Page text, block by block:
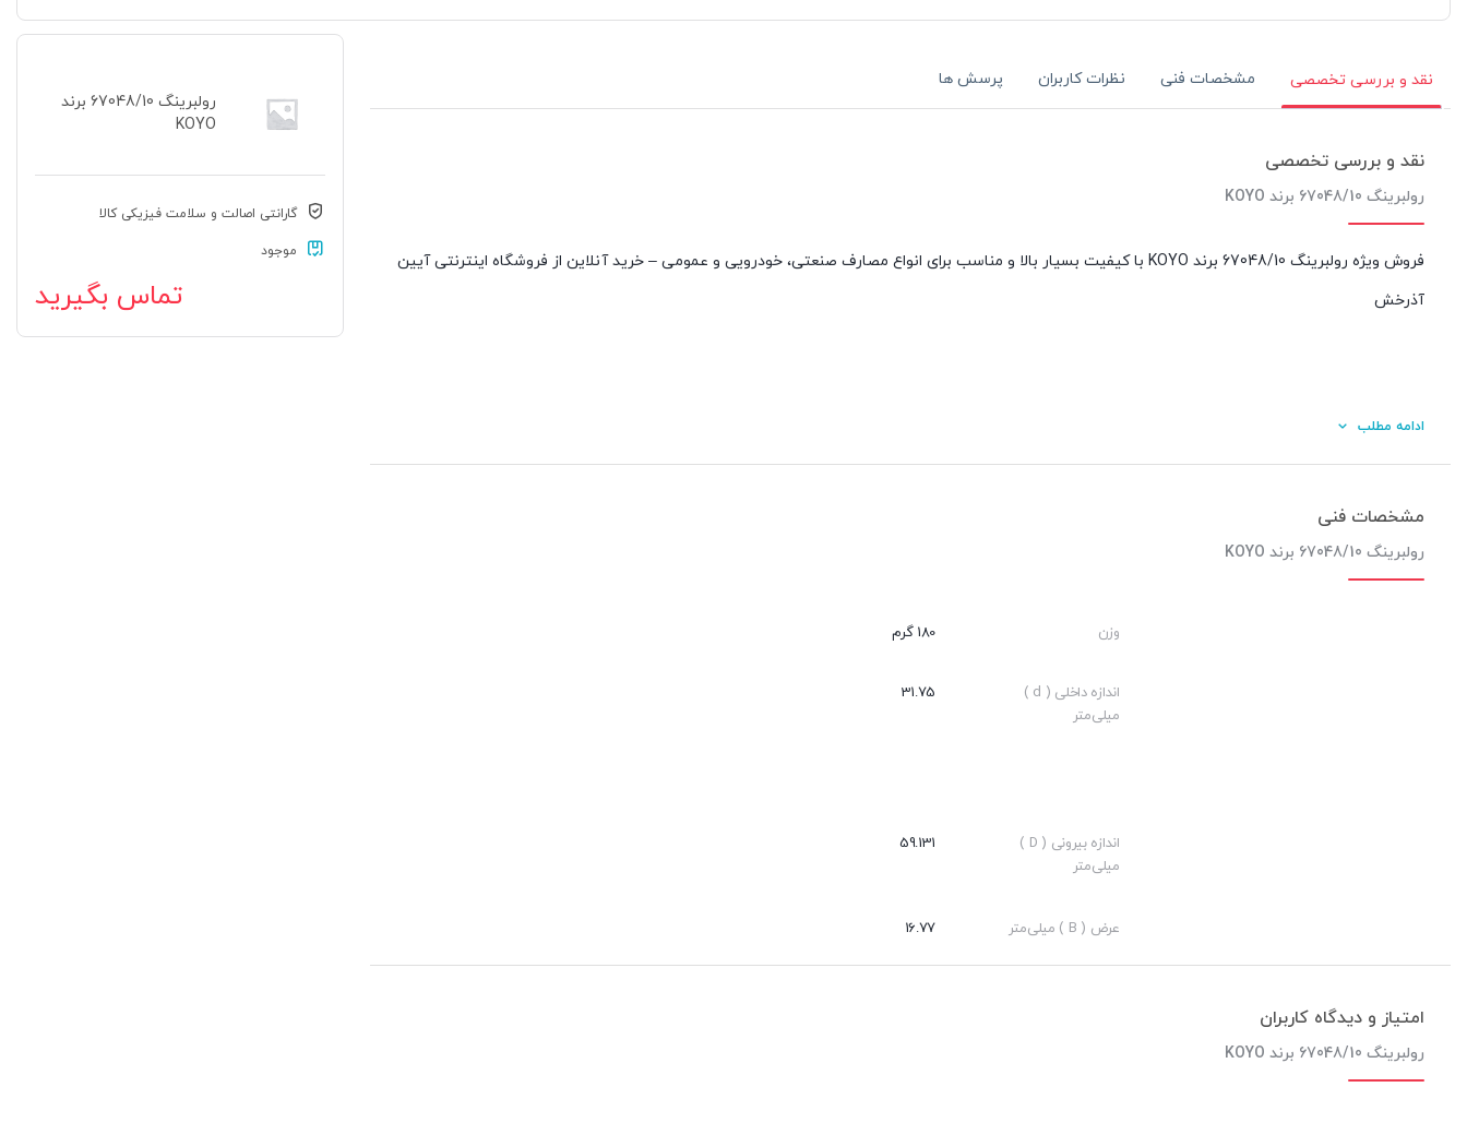
رولبرینگ 67048/10 برند
KOYO
گارانتی اصالت و سلامت فیزیکی کالا
موجود
تماس بگیرید
نقد و بررسی تخصصی مشخصات فنی نظرات کاربران پرسش ها
نقد و بررسی تخصصی
رولبرینگ 67048/10 برند KOYO
فروش ویژه رولبرینگ 67048/10 برند KOYO با کیفیت بسیار بالا و مناسب برای انواع مصارف صنعتی، خودرویی و عمومی – خرید آنلاین از فروشگاه اینترنتی آیین
آذرخش
ادامه مطلب
مشخصات فنی
رولبرینگ 67048/10 برند KOYO
وزن 180 گرم
اندازه داخلی ( d )
میلی‌متر
31.75
اندازه بیرونی ( D )
میلی‌متر
59.131
عرض ( B ) میلی‌متر 16.77
امتیاز و دیدگاه کاربران
رولبرینگ 67048/10 برند KOYO